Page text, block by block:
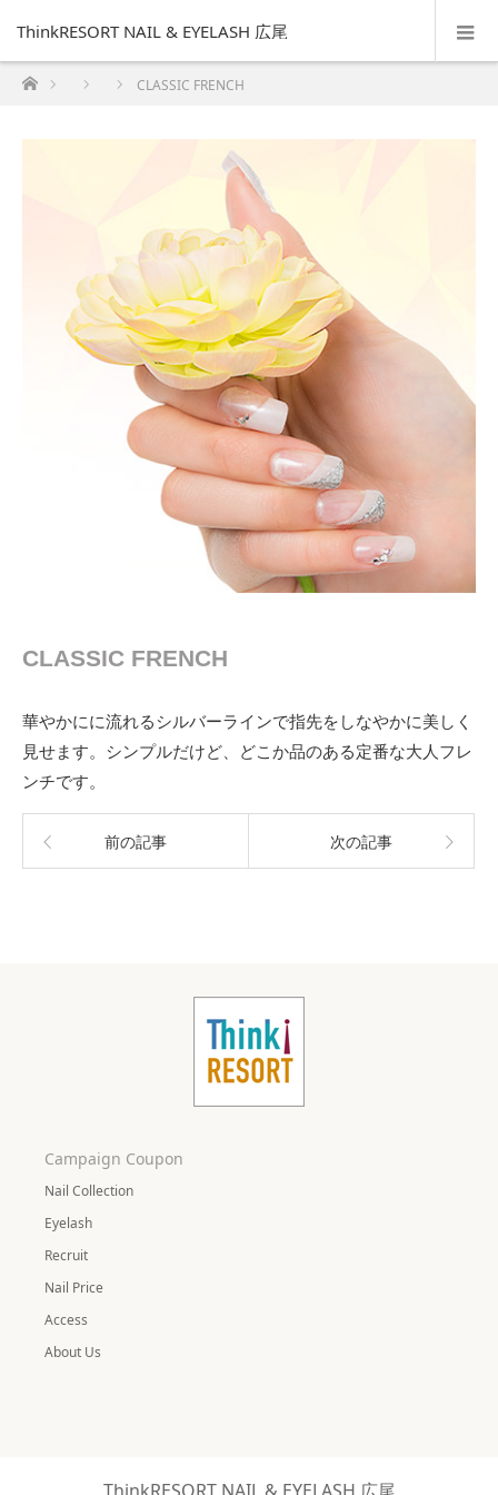
ThinkRESORT NAIL & EYELASH 広尾
ホーム CLASSIC FRENCH
CLASSIC FRENCH
華やかにに流れるシルバーラインで指先をしなやかに美しく
見せます。シンプルだけど、どこか品のある定番な大人フレ
ンチです。
前の記事 次の記事
Campaign Coupon
Nail Collection
Eyelash
Recruit
Nail Price
Access
About Us